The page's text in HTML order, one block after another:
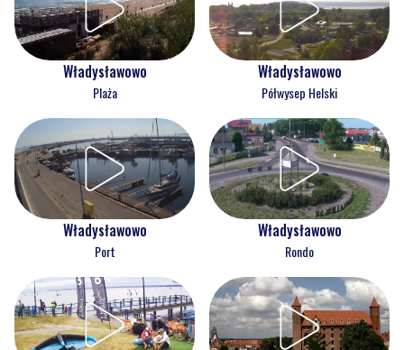
Władysławowo
Plaża
Władysławowo
Półwysep Helski
Władysławowo
Port
Władysławowo
Rondo